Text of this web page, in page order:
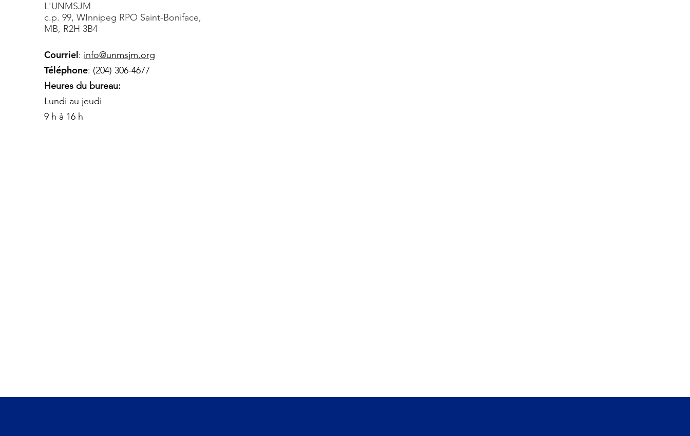
L'UNMSJM
c.p. 99, WInnipeg RPO Saint-Boniface,
MB, R2H 3B4
Courriel: info@unmsjm.org
Téléphone: (204) 306-4677
Heures du bureau:
Lundi au jeudi
9 h à 16 h